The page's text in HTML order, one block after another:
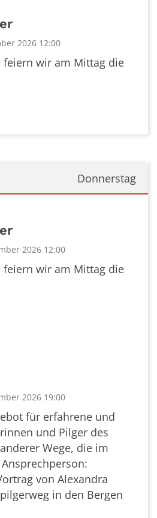
2026 12:00
feiern wir am Mittag die
Donnerstag
2026 12:00
feiern wir am Mittag die
2026 19:00
für erfahrene und
und Pilger des
Wege, die im
von Alexandra
in den Bergen